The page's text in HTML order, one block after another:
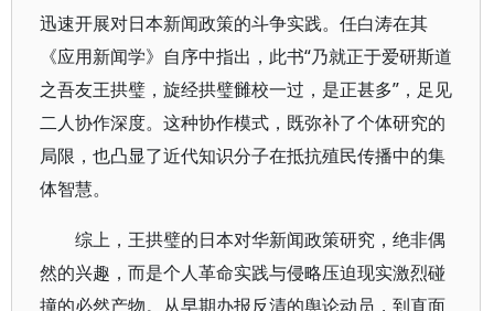
迅速开展对日本新闻政策的斗争实践。任白涛在其
《应用新闻学》自序中指出，此书“乃就正于爱研斯道
之吾友王拱璧，旋经拱璧雠校一过，是正甚多”，足见
二人协作深度。这种协作模式，既弥补了个体研究的
局限，也凸显了近代知识分子在抵抗殖民传播中的集
体智慧。
综上，王拱璧的日本对华新闻政策研究，绝非偶
然的兴趣，而是个人革命实践与侵略压迫现实激烈碰
撞的必然产物。从早期办报反清的舆论动员，到直面